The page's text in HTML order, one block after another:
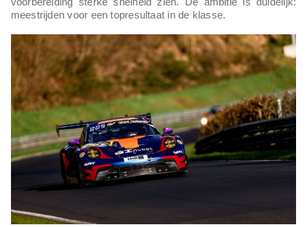
meestrijden voor een topresultaat in de klasse.